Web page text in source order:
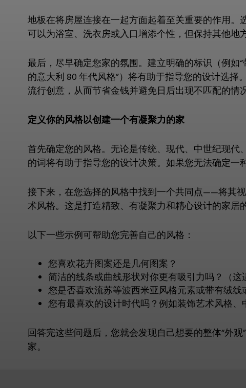
地板在将房屋连接在一起方面起着至关重要的作用
可以为浴室、洗衣房或入口增添个性，但保持其他地
最后，尽早确定您家的氛围。建立明确的标识（例如
的意大利 80 年代风格”）将有助于指导您的设计选
流行创意，从而节省金钱并避免日后出现不匹配的情况
定义你的风格以创建一个有凝聚力的家
首先确定您的风格。无论是传统、现代、中世纪现
的词将有助于指导您的设计决策。如果您无法确定一
接下来，在您选择的风格中找到一个共同点——将其
术风格。这是打造精致、有凝聚力和精心设计的家居
以下一些示例可帮助您完善自己的风格：
您喜欢花卉图案还是几何图案？
简洁的线条或曲线形状对你更有吸引力吗？（这
您是否喜欢流苏等波西米亚风格元素或带有绒线
您有最喜欢的设计时代吗？例如装饰艺术风格、
回答完这些问题后，您就会发现自己想要的整体“外
家。